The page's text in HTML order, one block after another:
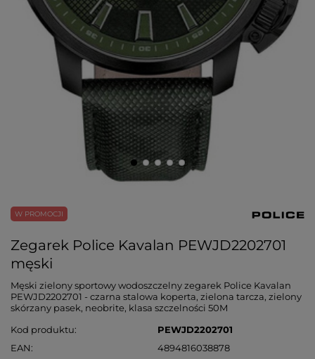
W PROMOCJI
Zegarek Police Kavalan PEWJD2202701
męski
Męski zielony sportowy wodoszczelny zegarek Police Kavalan
PEWJD2202701 - czarna stalowa koperta, zielona tarcza, zielony
skórzany pasek, neobrite, klasa szczelności 50M
Kod produktu
PEWJD2202701
EAN
4894816038878